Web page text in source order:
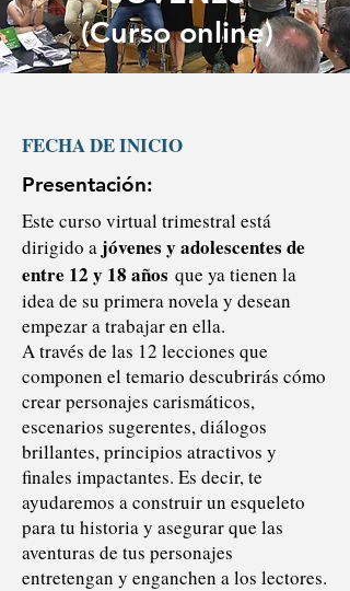
(Curso online)
FECHA DE INICIO
Presentación:
Este curso virtual trimestral está
dirigido a jóvenes y adolescentes de
entre 12 y 18 años que ya tienen la
idea de su primera novela y desean
empezar a trabajar en ella.
A través de las 12 lecciones que
componen el temario descubrirás cómo
crear personajes carismáticos,
escenarios sugerentes, diálogos
brillantes, principios atractivos y
finales impactantes. Es decir, te
ayudaremos a construir un esqueleto
para tu historia y asegurar que las
aventuras de tus personajes
entretengan y enganchen a los lectores.